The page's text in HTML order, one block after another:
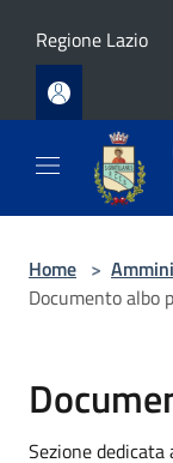
Regione Lazio
Home >
Documento albo
Sezione